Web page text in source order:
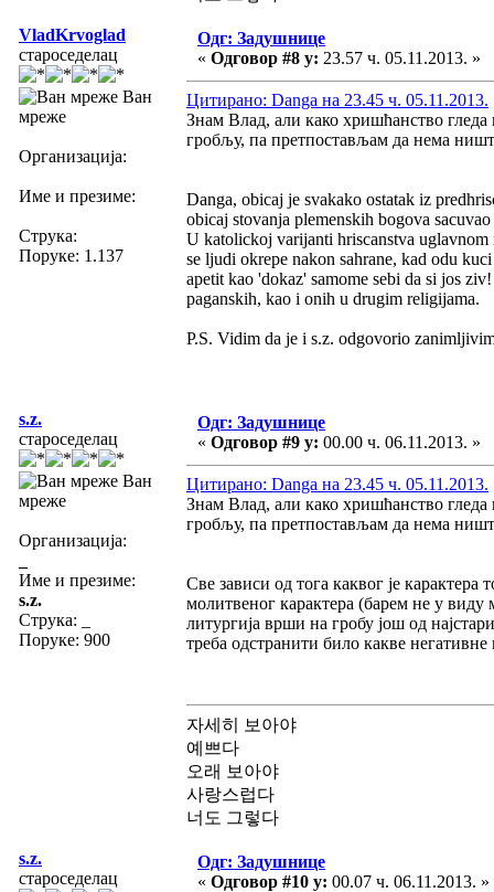
VladKrvoglad
староседелац
Ван
мреже
Организација:
Име и презиме:
Струка:
Поруке: 1.137
Одг: Задушнице
« Одговор #8 у: 23.57 ч. 05.11.2013. »
Цитирано: Danga на 23.45 ч. 05.11.2013.
Знам Влад, али како хришћанство
гробљу, па претпостављам да нема
Danga, obicaj je svakako ostatak iz
obicaj stovanja plemenskih bogova
U katolickoj varijanti hriscanstva uglavnom
se ljudi okrepe nakon sahrane, kad odu
apetit kao 'dokaz' samome sebi da si jos
paganskih, kao i onih u drugim religijama.
P.S. Vidim da je i s.z. odgovorio
s.z.
староседелац
Ван
мреже
Организација:
Име и презиме:
s.z.
Струка:
Поруке: 900
Одг: Задушнице
« Одговор #9 у: 00.00 ч. 06.11.2013. »
Цитирано: Danga на 23.45 ч. 05.11.2013.
Знам Влад, али како хришћанство
гробљу, па претпостављам да нема
Све зависи од тога каквог је
молитвеног карактера (барем не у
литургија врши на гробу још од
треба одстранити било какве
자세히 보아야
예쁘다
오래 보아야
사랑스럽다
너도 그렇다
s.z.
староседелац
Одг: Задушнице
« Одговор #10 у: 00.07 ч. 06.11.2013. »